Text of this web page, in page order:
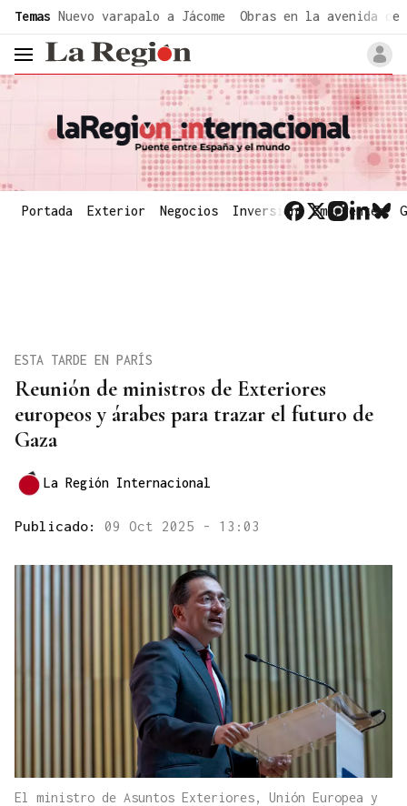
Temas Nuevo varapalo a Jácome Obras en la avenida de
header.menu.open
Portada Exterior Negocios Inversión Emergentes
Reunión de ministros de Exteriores
europeos y árabes para trazar el futuro de
Gaza
ESTA TARDE EN PARÍS
La Región Internacional
Publicado: 09 Oct 2025 - 13:03
El ministro de Asuntos Exteriores, Unión Europea y